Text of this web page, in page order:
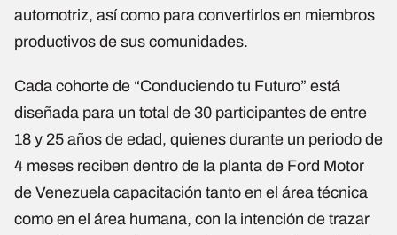
automotriz, así como para convertirlos en miembros
productivos de sus comunidades.
Cada cohorte de “Conduciendo tu Futuro” está
diseñada para un total de 30 participantes de entre
18 y 25 años de edad, quienes durante un periodo de
4 meses reciben dentro de la planta de Ford Motor
de Venezuela capacitación tanto en el área técnica
como en el área humana, con la intención de trazar